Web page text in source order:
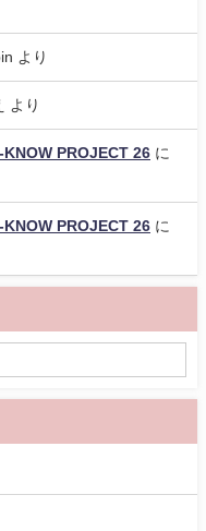
より
より
PROJECT 26 に
PROJECT 26 に